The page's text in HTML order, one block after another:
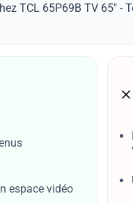
TCL 65P69B TV 65" -
espace vidéo